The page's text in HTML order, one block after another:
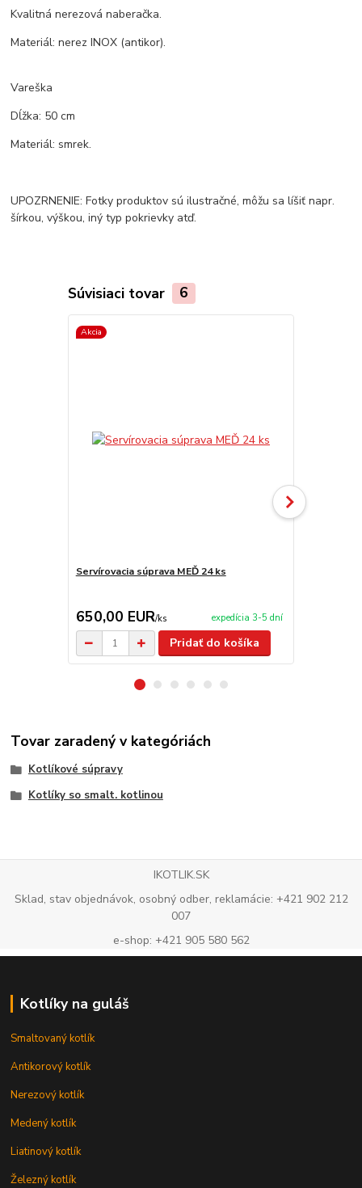
Kvalitná nerezová naberačka.
Materiál: nerez INOX (antikor).
Vareška
Dĺžka: 50 cm
Materiál: smrek.
UPOZRNENIE: Fotky produktov sú ilustračné, môžu sa líšiť napr.
šírkou, výškou, iný typ pokrievky atď.
Súvisiaci tovar 6
Akcia
Servírovacia súprava MEĎ 24 ks
650,00 EUR/ks expedícia 3-5 dní
Pridať do košíka
Tovar zaradený v kategóriách
Kotlíkové súpravy
Kotlíky so smalt. kotlinou
IKOTLIK.SK
Sklad, stav objednávok, osobný odber, reklamácie: +421 902 212
007
e-shop: +421 905 580 562
Kotlíky na guláš
Smaltovaný kotlík
Antikorový kotlík
Nerezový kotlík
Medený kotlík
Liatinový kotlík
Železný kotlík